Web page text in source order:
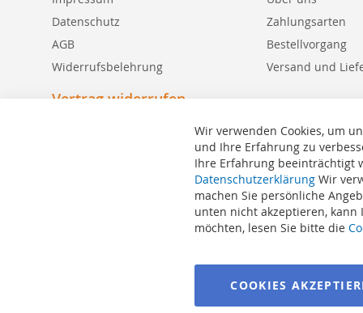
Datenschutz
AGB
Widerrufsbelehrung
Vertrag widerrufen
Zahlungsarten
Bestellvorgang
Versand und
Bestellungen und Rücksendungen
Wir verwenden Cookies, um
und Ihre Erfahrung zu
Ihre Erfahrung beeinträchtigt
Datenschutzerklärung Wir
machen Sie persönliche
unten nicht akzeptieren,
möchten, lesen Sie bitte die
COOKIES